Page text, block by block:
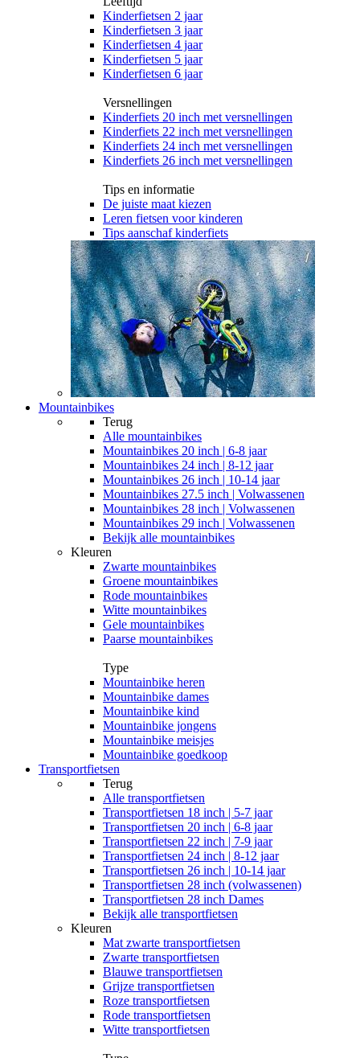
Kinderfietsen 2 jaar
Kinderfietsen 3 jaar
Kinderfietsen 4 jaar
Kinderfietsen 5 jaar
Kinderfietsen 6 jaar
Versnellingen
Kinderfiets 20 inch met versnellingen
Kinderfiets 22 inch met versnellingen
Kinderfiets 24 inch met versnellingen
Kinderfiets 26 inch met versnellingen
Tips en informatie
De juiste maat kiezen
Leren fietsen voor kinderen
Tips aanschaf kinderfiets
Mountainbikes
Terug
Alle mountainbikes
Mountainbikes 20 inch | 6-8 jaar
Mountainbikes 24 inch | 8-12 jaar
Mountainbikes 26 inch | 10-14 jaar
Mountainbikes 27.5 inch | Volwassenen
Mountainbikes 28 inch | Volwassenen
Mountainbikes 29 inch | Volwassenen
Bekijk alle mountainbikes
Kleuren
Zwarte mountainbikes
Groene mountainbikes
Rode mountainbikes
Witte mountainbikes
Gele mountainbikes
Paarse mountainbikes
Type
Mountainbike heren
Mountainbike dames
Mountainbike kind
Mountainbike jongens
Mountainbike meisjes
Mountainbike goedkoop
Transportfietsen
Terug
Alle transportfietsen
Transportfietsen 18 inch | 5-7 jaar
Transportfietsen 20 inch | 6-8 jaar
Transportfietsen 22 inch | 7-9 jaar
Transportfietsen 24 inch | 8-12 jaar
Transportfietsen 26 inch | 10-14 jaar
Transportfietsen 28 inch (volwassenen)
Transportfietsen 28 inch Dames
Bekijk alle transportfietsen
Kleuren
Mat zwarte transportfietsen
Zwarte transportfietsen
Blauwe transportfietsen
Grijze transportfietsen
Roze transportfietsen
Rode transportfietsen
Witte transportfietsen